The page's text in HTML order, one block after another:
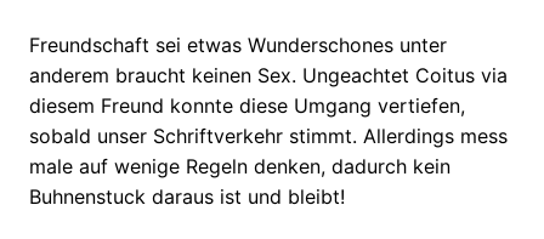
Freundschaft sei etwas Wunderschones unter
anderem braucht keinen Sex. Ungeachtet Coitus via
diesem Freund konnte diese Umgang vertiefen,
sobald unser Schriftverkehr stimmt. Allerdings mess
male auf wenige Regeln denken, dadurch kein
Buhnenstuck daraus ist und bleibt!